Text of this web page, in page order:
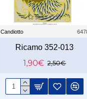
Candiotto
Ricamo 352-013
1,90€ 2,50€